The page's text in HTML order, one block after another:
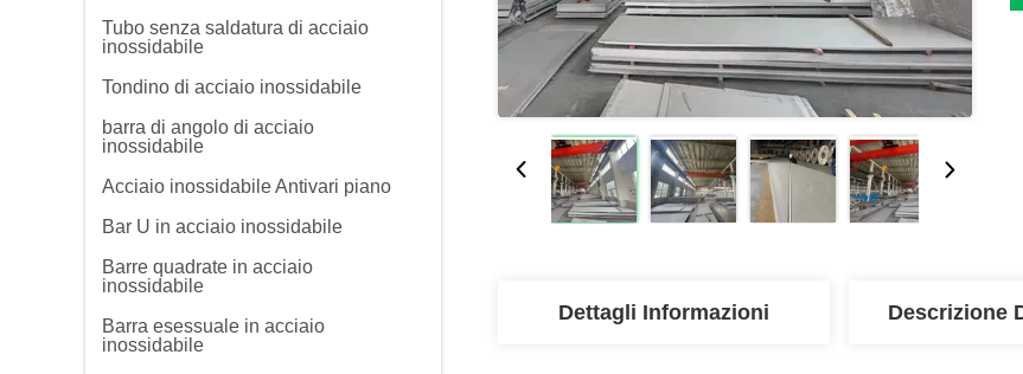
Tubo senza saldatura di acciaio
inossidabile
Tondino di acciaio inossidabile
barra di angolo di acciaio
inossidabile
Acciaio inossidabile Antivari piano
Bar U in acciaio inossidabile
Barre quadrate in acciaio
inossidabile
Barra esessuale in acciaio
inossidabile
Dettagli Informazioni Descrizione